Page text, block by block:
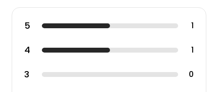
5 1
4 1
3 0